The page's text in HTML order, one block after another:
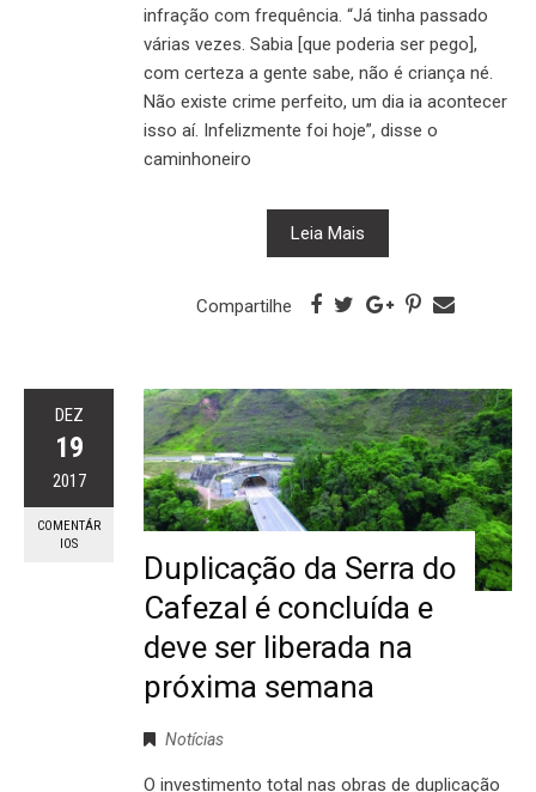
infração com frequência. “Já tinha passado
várias vezes. Sabia [que poderia ser pego],
com certeza a gente sabe, não é criança né.
Não existe crime perfeito, um dia ia acontecer
isso aí. Infelizmente foi hoje”, disse o
caminhoneiro
Leia Mais
Compartilhe
DEZ
19
2017
COMENTÁR
IOS
Duplicação da Serra do
Cafezal é concluída e
deve ser liberada na
próxima semana
Notícias
O investimento total nas obras de duplicação